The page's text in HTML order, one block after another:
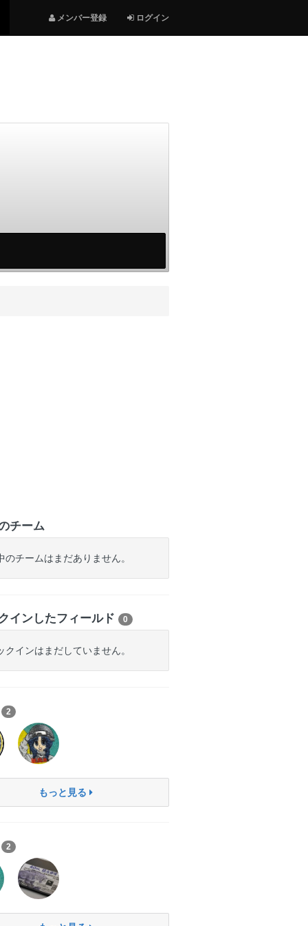
メンバー登録 ログイン
チーム
のチームはまだありません。
インしたフィールド 0
クインはまだしていません。
2
もっと見る
2